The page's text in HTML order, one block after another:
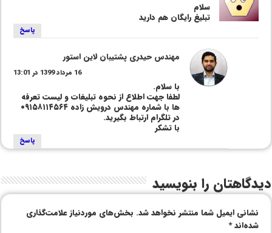
سلام
تبلیغ رایگان هم دارید
پاسخ
مهندس حیدری پشتیبان لاین استور
16 مرداد 1399 در 13:01
با سلام.
لطفا جهت اطلاع از نحوه تبلیغات و لیست تعرفه
ها با شماره مهندس درویش زاده ۰۹۱۵۸۱۱۴۵۶۴
در تلگرام ارتباط بگیرید.
با تشکر
پاسخ
دیدگاهتان را بنویسید
نشانی ایمیل شما منتشر نخواهد شد. بخش‌های موردنیاز علامت‌گذاری
شده‌اند*